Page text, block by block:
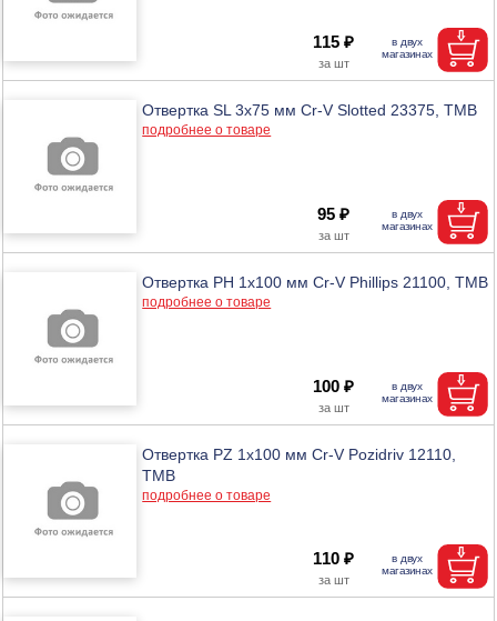
115 ₽
Отвертка SL 3х75 мм Cr-V Slotted 23375, ТМВ
подробнее о товаре
95 ₽
Отвертка PH 1х100 мм Cr-V Phillips 21100, ТМВ
подробнее о товаре
100 ₽
Отвертка PZ 1х100 мм Cr-V Pozidriv 12110,
ТМВ
подробнее о товаре
110 ₽